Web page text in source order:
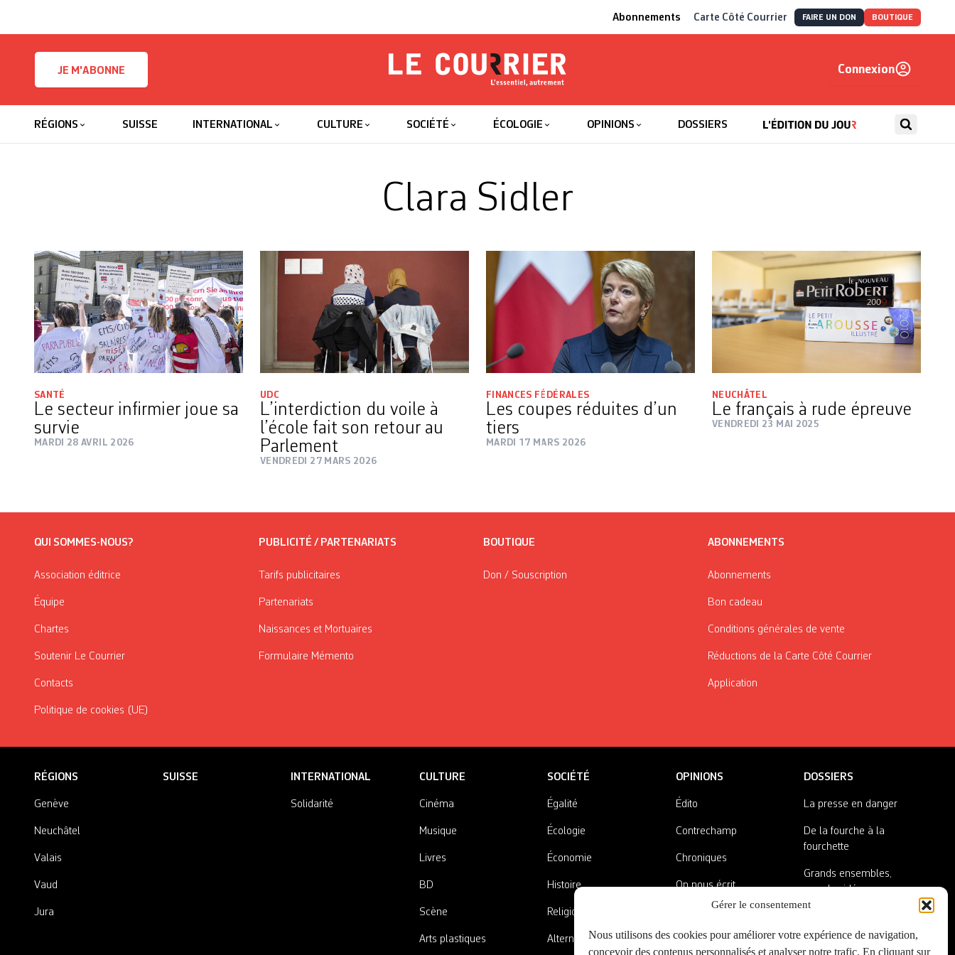
Gérer le consentement
Nous utilisons des cookies pour améliorer votre expérience de navigation,
concevoir des contenus personnalisés et analyser notre trafic. En cliquant sur
Abonnements Carte Côté Courrier FAIRE UN DON BOUTIQUE
JE M'ABONNE
Le Courrier
Connexion
RÉGIONS SUISSE INTERNATIONAL CULTURE SOCIÉTÉ ÉCOLOGIE OPINIONS DOSSIERS
Clara Sidler
SANTÉ
Le secteur infirmier joue sa
survie
MARDI 28 AVRIL 2026
UDC
L’interdiction du voile à
l’école fait son retour au
Parlement
VENDREDI 27 MARS 2026
FINANCES FÉDÉRALES
Les coupes réduites d’un
tiers
MARDI 17 MARS 2026
NEUCHÂTEL
Le français à rude épreuve
VENDREDI 23 MAI 2025
QUI SOMMES-NOUS?
Association éditrice
Équipe
Chartes
Soutenir Le Courrier
Contacts
Politique de cookies (UE)
PUBLICITÉ / PARTENARIATS
Tarifs publicitaires
Partenariats
Naissances et Mortuaires
Formulaire Mémento
BOUTIQUE
Don / Souscription
ABONNEMENTS
Abonnements
Bon cadeau
Conditions générales de vente
Réductions de la Carte Côté Courrier
Application
RÉGIONS
Genève
Neuchâtel
Valais
Vaud
Jura
SUISSE INTERNATIONAL
Solidarité
CULTURE
Cinéma
Musique
Livres
BD
Scène
Arts plastiques
SOCIÉTÉ
Égalité
Écologie
Économie
Histoire
Religions
Alternatives
OPINIONS
Édito
Contrechamp
Chroniques
On nous écrit
A côté de la plaque
DOSSIERS
La presse en danger
De la fourche à la
fourchette
Grands ensembles,
grandes idées